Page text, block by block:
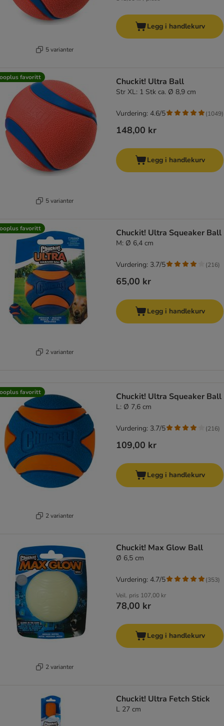
5 varianter
Legg i handlekurv
favoritt
5 varianter
Chuckit! Ultra Ball
Str XL: 1 Stk ca. Ø 8,9 cm
148,00 kr
Vurdering: 4.6/5 (1049)
Legg i handlekurv
favoritt
2 varianter
Chuckit! Ultra Squeaker Ball
M: Ø 6,4 cm
65,00 kr
Vurdering: 3.7/5 (216)
Legg i handlekurv
favoritt
2 varianter
Chuckit! Ultra Squeaker Ball
L: Ø 7,6 cm
109,00 kr
Vurdering: 3.7/5 (216)
Legg i handlekurv
2 varianter
Chuckit! Max Glow Ball
Ø 6,5 cm
Veil. pris 107,00 kr
78,00 kr
Vurdering: 4.7/5 (353)
Legg i handlekurv
Chuckit! Ultra Fetch Stick
L 27 cm